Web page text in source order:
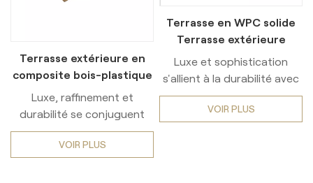
Terrasse extérieure en
composite bois-plastique
(WPC) solide, nécessitant
peu d'entretien
Luxe, raffinement et
durabilité se conjuguent
dans notre terrasse en
composite bois-plastique
VOIR PLUS
Terrasse en WPC solide
Terrasse extérieure
nécessitant peu
d'entretien
Luxe et sophistication
s'allient à la durabilité avec
notre terrasse en
composite bois-plastique
VOIR PLUS